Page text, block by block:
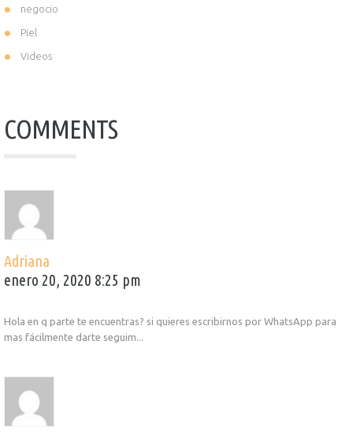
negocio
Piel
Videos
COMMENTS
Adriana
enero 20, 2020 8:25 pm
Hola en q parte te encuentras? si quieres escribirnos por WhatsApp para
mas fácilmente darte seguim...